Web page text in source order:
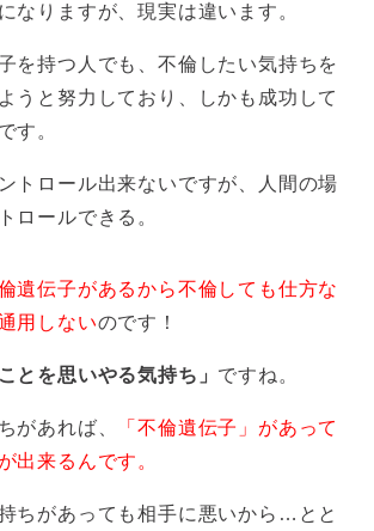
になりますが、現実は違います。
を持つ人でも、不倫したい気持ちを
うと努力しており、しかも成功して
す。
トロール出来ないですが、人間の場
ロールできる。
倫遺伝子があるから不倫しても仕方な
用しないのです！
とを思いやる気持ち」 ですね。
があれば、
「不倫遺伝子」があって
出来るんです。
ちがあっても相手に悪いから…とと